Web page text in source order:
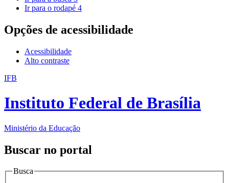
Ir para o rodapé 4
Opções de acessibilidade
Acessibilidade
Alto contraste
IFB
Instituto Federal de Brasília
Ministério da Educação
Buscar no portal
Busca